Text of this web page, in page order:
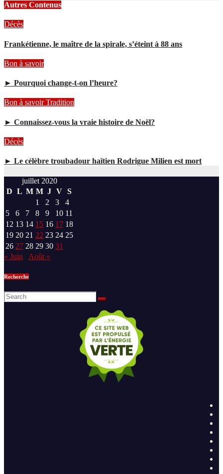
Autres Contenus
Décès
Frankétienne, le maître de la spirale, s’éteint à 88 ans
Bon à savoir
► Pourquoi change-t-on l’heure?
Bon à savoirTradition
► Connaissez-vous la vraie histoire de Noël?
Décès
► Le célèbre troubadour haïtien Rodrigue Milien est mort
juillet 2020
D L M M J V S
1
2 3
4
5
6 7 8 9 10 11
12 13 14 15 16 17 18
19 20 21 22 23 24 25
26 27 28 29 30 31
« Juin
Août »
Recherche